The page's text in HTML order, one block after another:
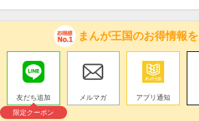
まんが王国のお得情報
友だち追加
限定クーポン
メルマガ アプリ通知